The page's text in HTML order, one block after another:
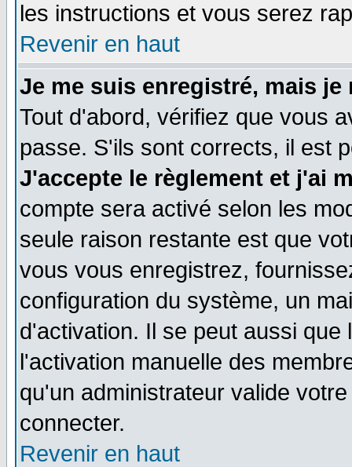
les instructions et vous serez
Revenir en haut
Je me suis enregistré, mais
Tout d'abord, vérifiez que vous
passe. S'ils sont corrects, il est
J'accepte le règlement et j'ai
compte sera activé selon les
seule raison restante est que
vous vous enregistrez,
configuration du système, un
d'activation. Il se peut aussi
l'activation manuelle des
qu'un administrateur valide
connecter.
Revenir en haut